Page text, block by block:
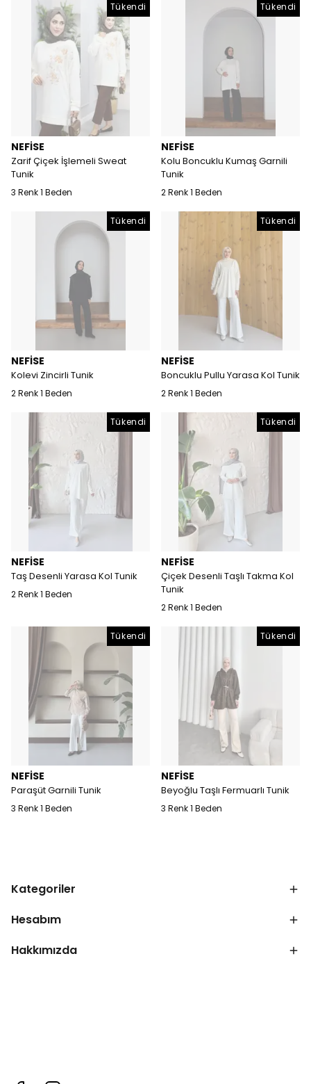
Tükendi
NEFİSE
Zarif Çiçek İşlemeli Sweat
Tunik
3 Renk 1 Beden
Tükendi
NEFİSE
Kolu Boncuklu Kumaş Garnili
Tunik
2 Renk 1 Beden
Tükendi
NEFİSE
Kolevi Zincirli Tunik
2 Renk 1 Beden
Tükendi
NEFİSE
Boncuklu Pullu Yarasa Kol Tunik
2 Renk 1 Beden
Tükendi
NEFİSE
Taş Desenli Yarasa Kol Tunik
2 Renk 1 Beden
Tükendi
NEFİSE
Çiçek Desenli Taşlı Takma Kol
Tunik
2 Renk 1 Beden
Tükendi
NEFİSE
Paraşüt Garnili Tunik
3 Renk 1 Beden
Tükendi
NEFİSE
Beyoğlu Taşlı Fermuarlı Tunik
3 Renk 1 Beden
Kategoriler
Hesabım
Hakkımızda